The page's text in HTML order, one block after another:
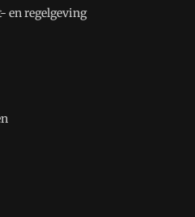
en regelgeving